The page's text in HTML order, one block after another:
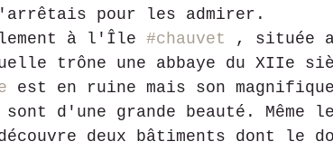
pour les admirer.
à l'Île #chauvet , située
trône une abbaye du XIIe
est en ruine mais son
d'une grande beauté. Même
deux bâtiments dont le